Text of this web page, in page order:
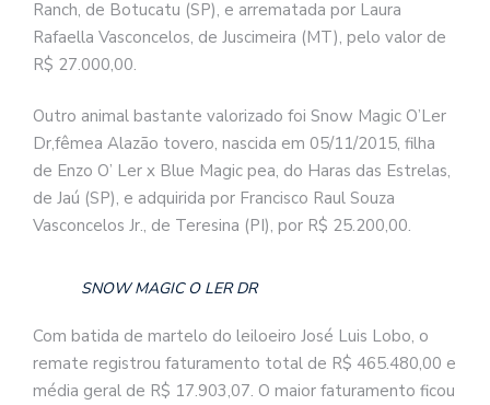
Ranch, de Botucatu (SP), e arrematada por Laura
Rafaella Vasconcelos, de Juscimeira (MT), pelo valor de
R$ 27.000,00.
Outro animal bastante valorizado foi Snow Magic O’Ler
Dr,fêmea Alazão tovero, nascida em 05/11/2015, filha
de Enzo O’ Ler x Blue Magic pea, do Haras das Estrelas,
de Jaú (SP), e adquirida por Francisco Raul Souza
Vasconcelos Jr., de Teresina (PI), por R$ 25.200,00.
SNOW MAGIC O LER DR
Com batida de martelo do leiloeiro José Luis Lobo, o
remate registrou faturamento total de R$ 465.480,00 e
média geral de R$ 17.903,07. O maior faturamento ficou